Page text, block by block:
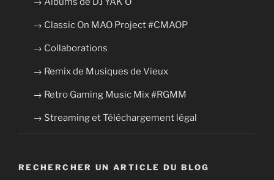
→ Classic On MAO Project #CMAOP
→ Collaborations
→ Remix de Musiques de Vieux
→ Retro Gaming Music Mix #RGMM
→ Streaming et Téléchargement légal
RECHERCHER UN ARTICLE DU BLOG